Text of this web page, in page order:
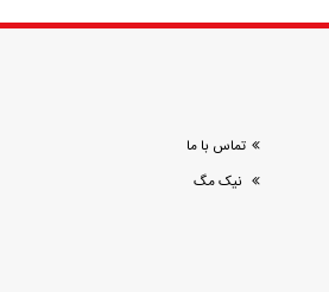
تماس با ما
نیک مگ